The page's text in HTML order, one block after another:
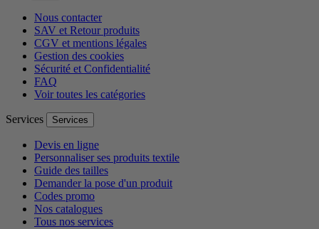
Nous contacter
SAV et Retour produits
CGV et mentions légales
Gestion des cookies
Sécurité et Confidentialité
FAQ
Voir toutes les catégories
Services Services
Devis en ligne
Personnaliser ses produits textile
Guide des tailles
Demander la pose d'un produit
Codes promo
Nos catalogues
Tous nos services